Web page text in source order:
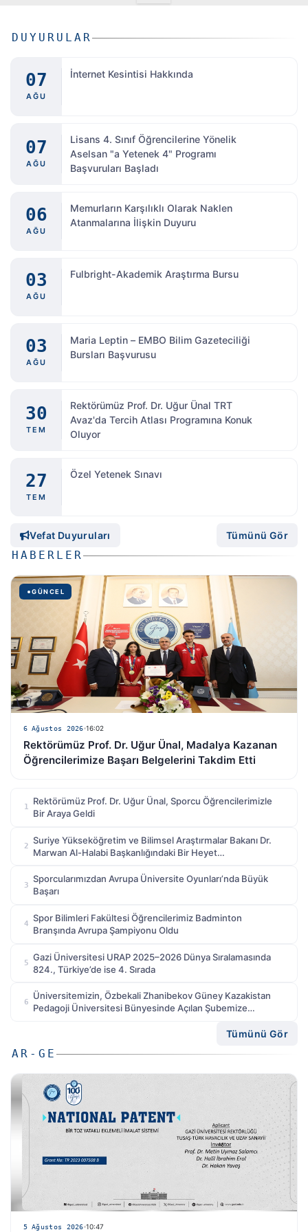
DUYURULAR
07
AĞU
İnternet Kesintisi Hakkında
07
AĞU
Lisans 4. Sınıf Öğrencilerine Yönelik
Aselsan "a Yetenek 4" Programı
Başvuruları Başladı
06
AĞU
Memurların Karşılıklı Olarak Naklen
Atanmalarına İlişkin Duyuru
03
AĞU
Fulbright-Akademik Araştırma Bursu
03
AĞU
Maria Leptin – EMBO Bilim Gazeteciliği
Bursları Başvurusu
30
TEM
Rektörümüz Prof. Dr. Uğur Ünal TRT
Avaz'da Tercih Atlası Programına Konuk
Oluyor
27
TEM
Özel Yetenek Sınavı
Vefat Duyuruları Tümünü Gör
HABERLER
GÜNCEL
6 Ağustos 2026 16:02
Rektörümüz Prof. Dr. Uğur Ünal, Madalya Kazanan
Öğrencilerimize Başarı Belgelerini Takdim Etti
1
Rektörümüz Prof. Dr. Uğur Ünal, Sporcu Öğrencilerimizle
Bir Araya Geldi
2
Suriye Yükseköğretim ve Bilimsel Araştırmalar Bakanı Dr.
Marwan Al-Halabi Başkanlığındaki Bir Heyet
3
Sporcularımızdan Avrupa Üniversite Oyunları’nda Büyük
Başarı
4
Spor Bilimleri Fakültesi Öğrencilerimiz Badminton
Branşında Avrupa Şampiyonu Oldu
5
Gazi Üniversitesi URAP 2025–2026 Dünya Sıralamasında
824., Türkiye’de ise 4. Sırada
6
Üniversitemizin, Özbekali Zhanibekov Güney Kazakistan
Pedagoji Üniversitesi Bünyesinde Açılan Şubemize
Tümünü Gör
AR-GE
5 Ağustos 2026 10:47